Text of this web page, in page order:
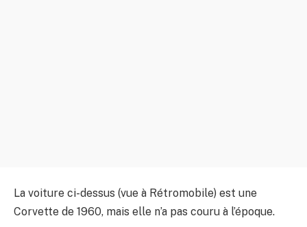
La voiture ci-dessus (vue à Rétromobile) est une
Corvette de 1960, mais elle n’a pas couru à l’époque.